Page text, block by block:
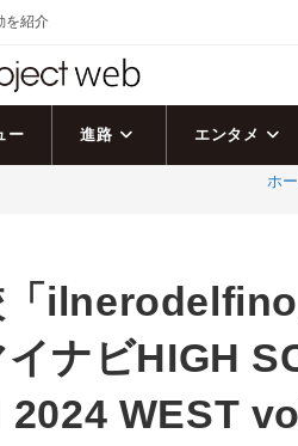
を紹介
ー 進路 エンタメ
ホ
「
ナビHIGH
WEST